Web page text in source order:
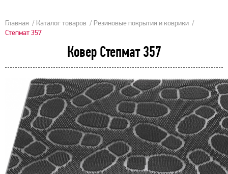
Главная Каталог товаров
Резиновые покрытия и коврики
Степмат 357
Ковер Степмат 357